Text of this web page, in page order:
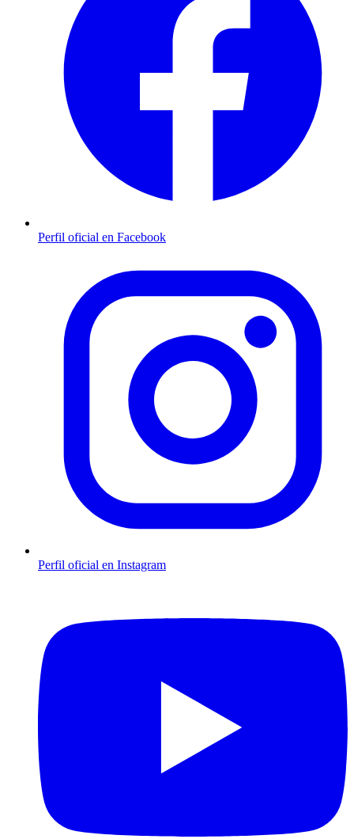
Perfil oficial en Facebook
Perfil oficial en Instagram